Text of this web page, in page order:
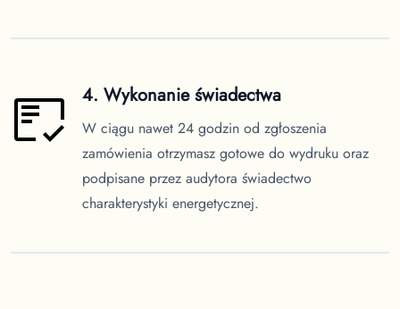
4. Wykonanie świadectwa
W ciągu nawet 24 godzin od zgłoszenia
zamówienia otrzymasz gotowe do wydruku oraz
podpisane przez audytora świadectwo
charakterystyki energetycznej.